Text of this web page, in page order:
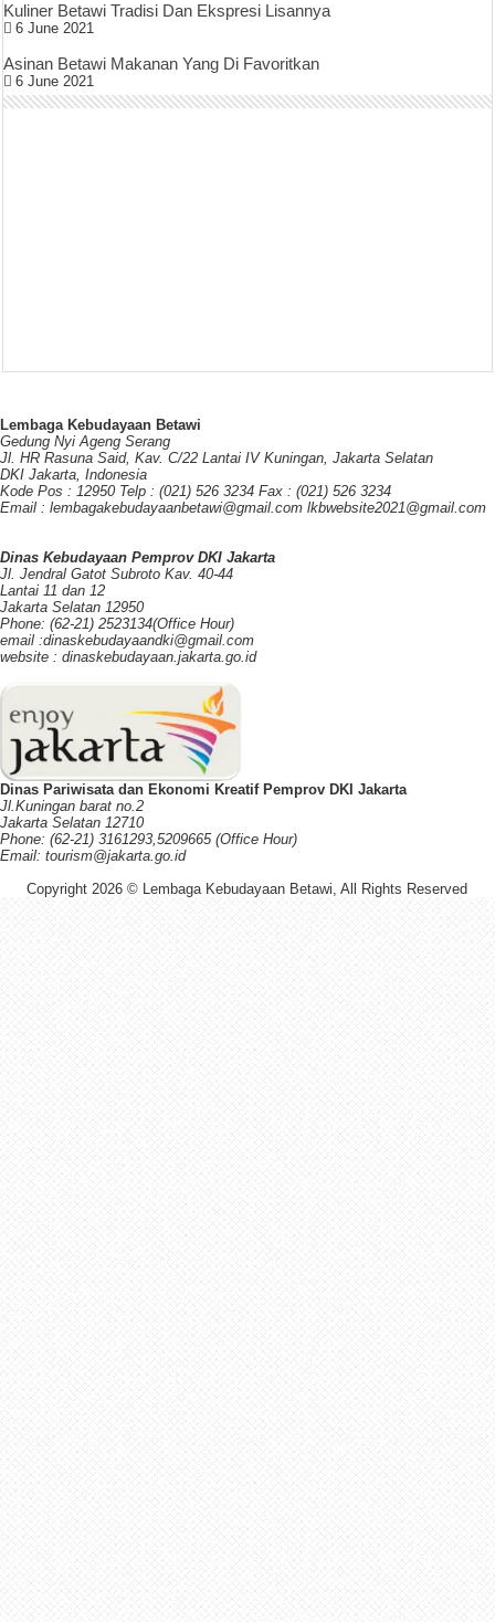
Kuliner Betawi Tradisi Dan Ekspresi Lisannya
6 June 2021
Asinan Betawi Makanan Yang Di Favoritkan
6 June 2021
Lembaga Kebudayaan Betawi
Gedung Nyi Ageng Serang
Jl. HR Rasuna Said, Kav. C/22 Lantai IV Kuningan, Jakarta Selatan
DKI Jakarta, Indonesia
Kode Pos : 12950 Telp : (021) 526 3234 Fax : (021) 526 3234
Email : lembagakebudayaanbetawi@gmail.com lkbwebsite2021@gmail.com
Dinas Kebudayaan Pemprov DKI Jakarta
Jl. Jendral Gatot Subroto Kav. 40-44
Lantai 11 dan 12
Jakarta Selatan 12950
Phone: (62-21) 2523134(Office Hour)
email :dinaskebudayaandki@gmail.com
website : dinaskebudayaan.jakarta.go.id
Dinas Pariwisata dan Ekonomi Kreatif Pemprov DKI Jakarta
Jl.Kuningan barat no.2
Jakarta Selatan 12710
Phone: (62-21) 3161293,5209665 (Office Hour)
Email: tourism@jakarta.go.id
Copyright 2026 © Lembaga Kebudayaan Betawi, All Rights Reserved